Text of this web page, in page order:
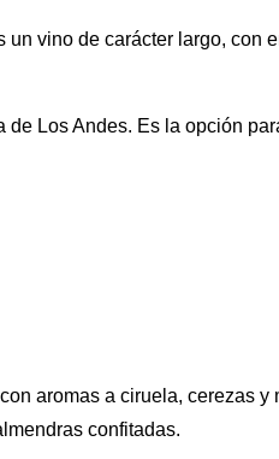
vino de carácter largo,
Los Andes. Es la opción
aromas a ciruela, cerezas
confitadas.